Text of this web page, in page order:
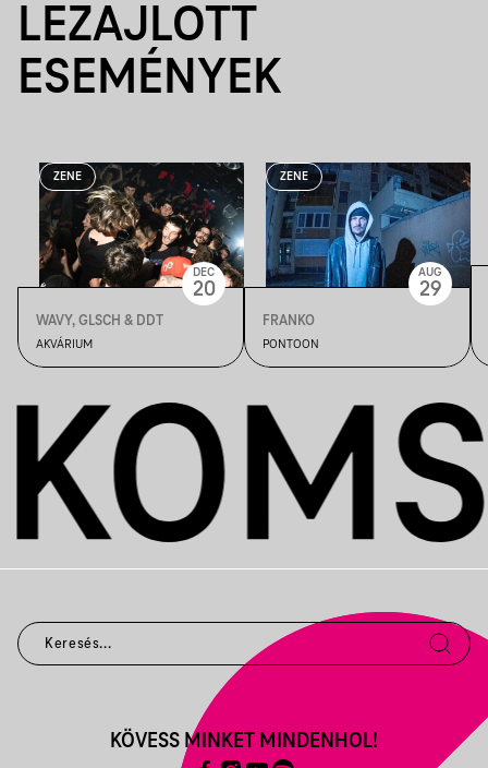
LEZAJLOTT
ESEMÉNYEK
ZENE
WAVY, GLSCH & DDT
AKVÁRIUM
DEC
20
ZENE
FRANKO
PONTOON
AUG
29
KÖVESS MINKET MINDENHOL!